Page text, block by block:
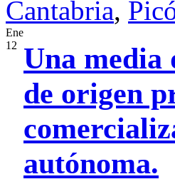
Cantabria,
Ene
12
Una media
de origen
autónoma.